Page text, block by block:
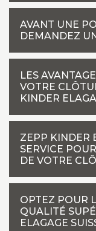
AVANT UNE
DEMANDEZ
LES
VOTRE
KINDER
ZEPP KINDER
SERVICE
DE VOTRE
OPTEZ POUR
QUALITÉ
ELAGAGE